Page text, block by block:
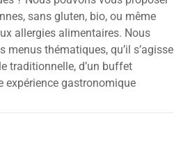
sans gluten, bio, ou même
allergies alimentaires. Nous
menus thématiques, qu’il s’agisse
traditionnelle, d’un buffet
expérience gastronomique